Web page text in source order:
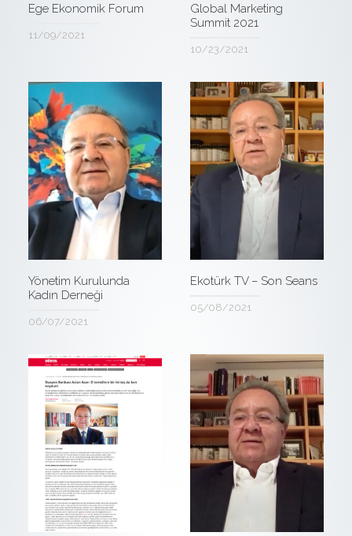
Ege Ekonomik Forum
11/09/2021
Global Marketing
Summit 2021
10/23/2021
Yönetim Kurulunda
Kadın Derneği
06/07/2021
Ekotürk TV – Son Seans
05/08/2021